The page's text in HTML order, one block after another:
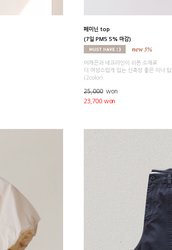
페미닌 top
(7일 PM5 5% 마감)
어깨끈과 네크라인이 쉬폰 소재로
더 여성스럽게 입는 신축성 좋은 이너 탑
(2color)
25,000 won
23,700 won